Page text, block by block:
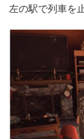
左の駅で列車を